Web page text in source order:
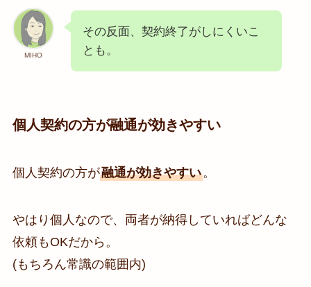
MIHO
その反面、契約終了がしにくいこ
とも。
個人契約の方が融通が効きやすい
個人契約の方が融通が効きやすい。
やはり個人なので、両者が納得していればどんな
依頼もOKだから。
(もちろん常識の範囲内)